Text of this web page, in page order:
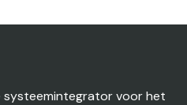
systeemintegrator voor het